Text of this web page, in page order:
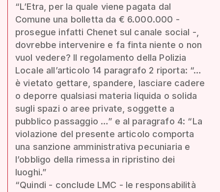
“L’Etra, per la quale viene pagata dal
Comune una bolletta da € 6.000.000 -
prosegue infatti Chenet sul canale social -,
dovrebbe intervenire e fa finta niente o non
vuol vedere? Il regolamento della Polizia
Locale all’articolo 14 paragrafo 2 riporta: “…
è vietato gettare, spandere, lasciare cadere
o deporre qualsiasi materia liquida o solida
sugli spazi o aree private, soggette a
pubblico passaggio …” e al paragrafo 4: “La
violazione del presente articolo comporta
una sanzione amministrativa pecuniaria e
l’obbligo della rimessa in ripristino dei
luoghi.”
“Quindi - conclude LMC - le responsabilità